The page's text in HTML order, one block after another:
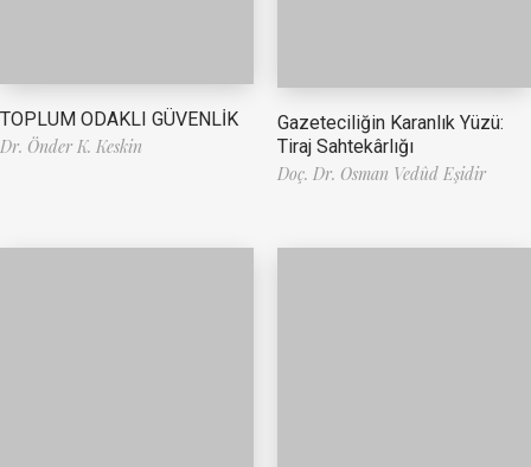
TOPLUM ODAKLI GÜVENLİK
Dr. Önder K. Keskin
Gazeteciliğin Karanlık Yüzü:
Tiraj Sahtekârlığı
Doç. Dr. Osman Vedûd Eşidir